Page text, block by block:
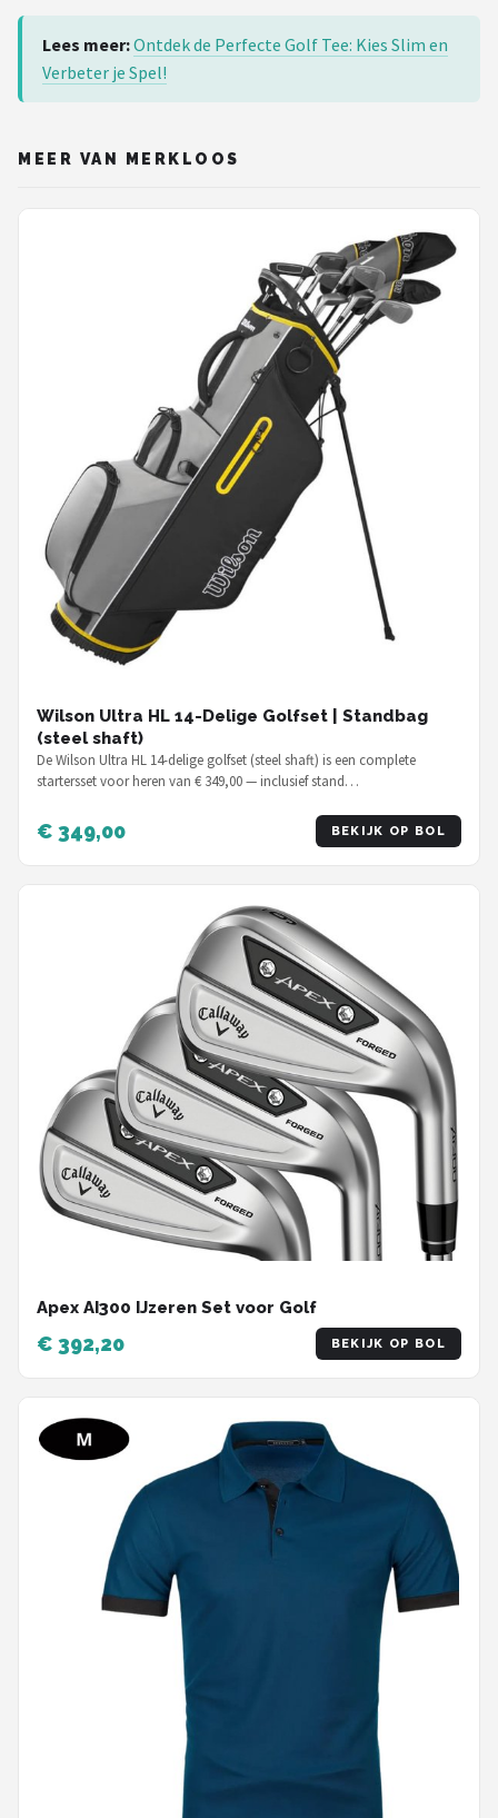
Lees meer:Ontdek de Perfecte Golf Tee: Kies Slim en
Verbeter je Spel!
MEER VAN MERKLOOS
Wilson Ultra HL 14-Delige Golfset | Standbag
(steel shaft)
De Wilson Ultra HL 14-delige golfset (steel shaft) is een complete
startersset voor heren van € 349,00 — inclusief stand…
€ 349,00 BEKIJK OP BOL
Apex AI300 IJzeren Set voor Golf
€ 392,20 BEKIJK OP BOL